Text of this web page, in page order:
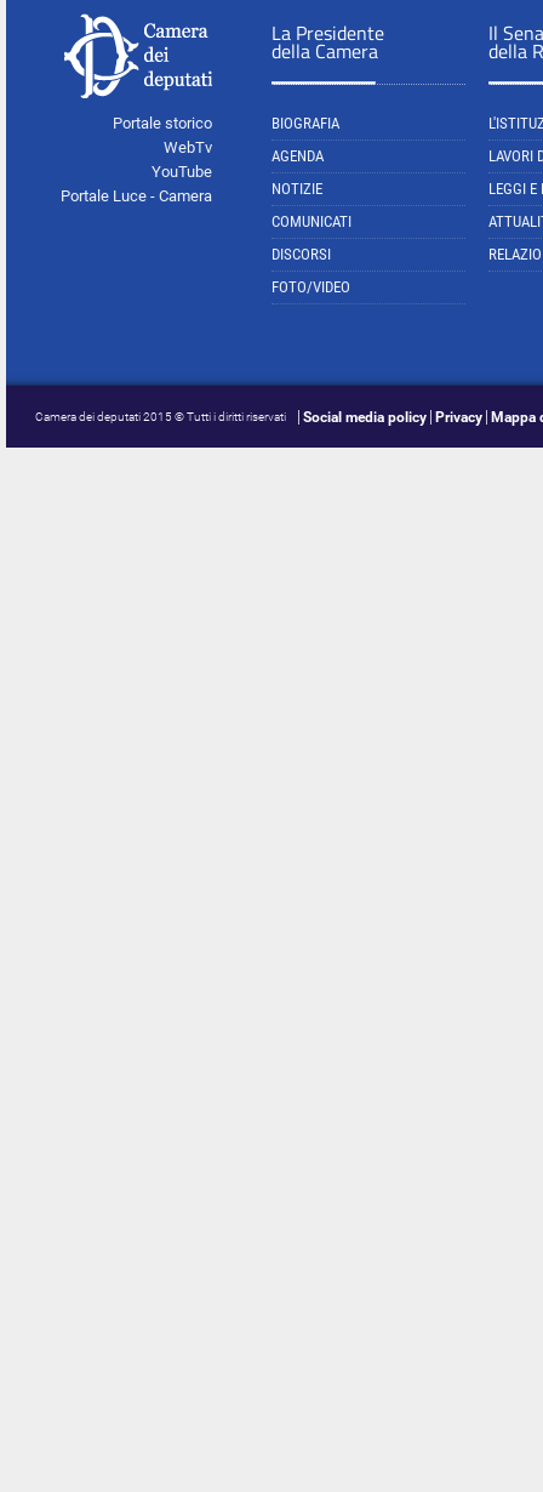
Portale storico
WebTv
YouTube
Portale Luce - Camera
La Presidente
della Camera
BIOGRAFIA
AGENDA
NOTIZIE
COMUNICATI
DISCORSI
FOTO/VIDEO
Il
della
LAVORI
LEGGI E
Camera dei deputati 2015 © Tutti i diritti riservati Social media policy Privacy Mappa